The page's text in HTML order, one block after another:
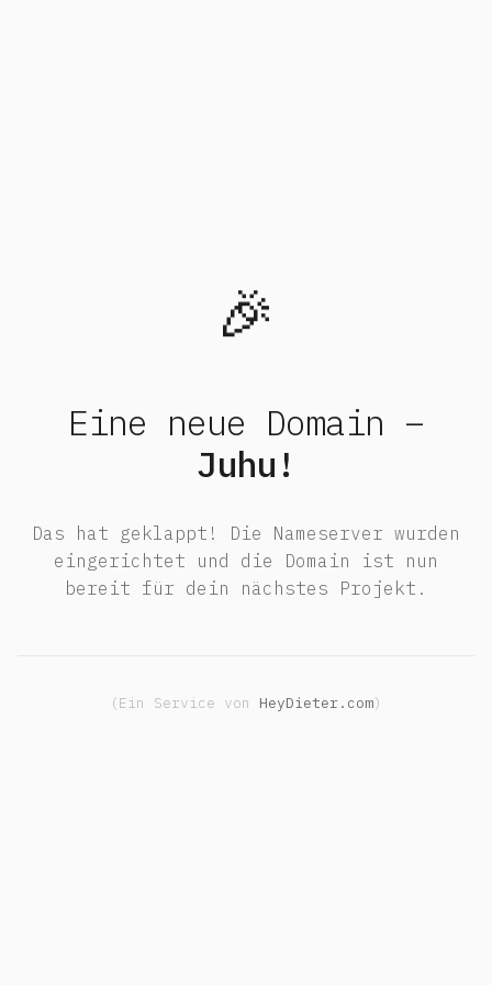
🎉
Eine neue Domain –
Juhu!
Das hat geklappt! Die Nameserver wurden
eingerichtet und die Domain ist nun
bereit für dein nächstes Projekt.
(Ein Service von HeyDieter.com)